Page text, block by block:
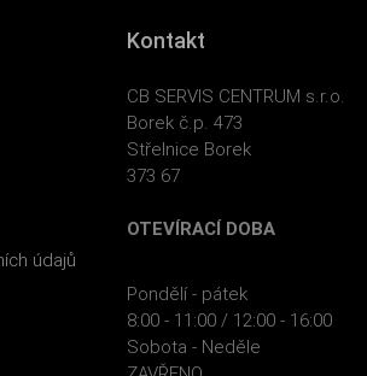
údajů
Kontakt
CB SERVIS CENTRUM s.r.o.
Borek č.p. 473
Střelnice Borek
373 67
OTEVÍRACÍ DOBA
Pondělí - pátek
8:00 - 11:00 / 12:00 - 16:00
Sobota - Neděle